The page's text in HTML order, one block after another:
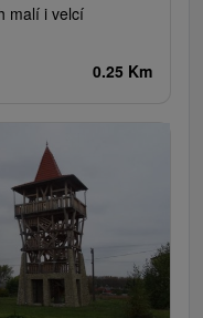
malí i velcí
0.25 Km